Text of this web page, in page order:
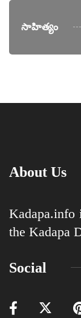
సాహిత్యం
About Us
Kadapa.info
the Kadapa
Social